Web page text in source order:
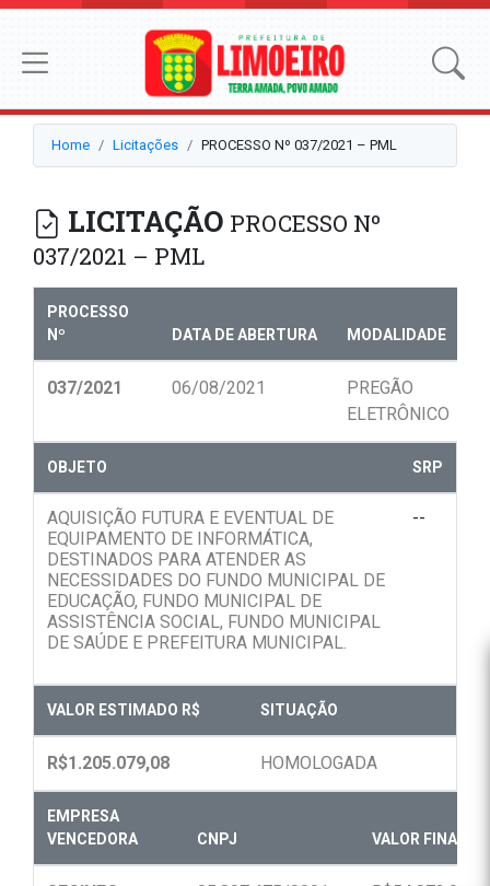
Home Licitações PROCESSO Nº 037/2021 – PML
LICITAÇÃO PROCESSO Nº
037/2021 – PML
PROCESSO
Nº
DATA DE ABERTURA MODALIDADE
037/2021 06/08/2021
PREGÃO
ELETRÔNICO
OBJETO SRP
AQUISIÇÃO FUTURA E EVENTUAL DE
EQUIPAMENTO DE INFORMÁTICA,
DESTINADOS PARA ATENDER AS
NECESSIDADES DO FUNDO MUNICIPAL DE
EDUCAÇÃO, FUNDO MUNICIPAL DE
ASSISTÊNCIA SOCIAL, FUNDO MUNICIPAL
DE SAÚDE E PREFEITURA MUNICIPAL.
--
VALOR ESTIMADO R$ SITUAÇÃO
R$1.205.079,08 HOMOLOGADA
EMPRESA
VENCEDORA
CNPJ VALOR FINAL R$